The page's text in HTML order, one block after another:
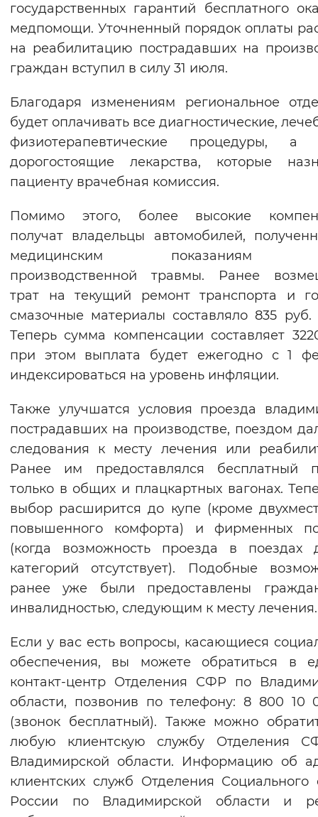
Синий фон
Изображения
Включены Выключены
Воспроизвести Остановить
государственных гарантий бесплатного
медпомощи. Уточненный порядок оплаты
на реабилитацию пострадавших на
граждан вступил в силу 31 июля.
Благодаря изменениям региональное
будет оплачивать все диагностические,
физиотерапевтические процедуры, а
дорогостоящие лекарства, которые
пациенту врачебная комиссия.
Помимо этого, более высокие
получат владельцы автомобилей,
медицинским показаниям
производственной травмы. Ранее
трат на текущий ремонт транспорта и
смазочные материалы составляло 835 руб.
Теперь сумма компенсации составляет
при этом выплата будет ежегодно с 1
индексироваться на уровень инфляции.
Также улучшатся условия проезда
пострадавших на производстве, поездом
следования к месту лечения или
Ранее им предоставлялся бесплатный
только в общих и плацкартных вагонах.
выбор расширится до купе (кроме
повышенного комфорта) и фирменных
(когда возможность проезда в поездах
категорий отсутствует). Подобные
ранее уже были предоставлены
инвалидностью, следующим к месту лечения.
Если у вас есть вопросы, касающиеся
обеспечения, вы можете обратиться в
контакт-центр Отделения СФР по
области, позвонив по телефону: 8 800 10
(звонок бесплатный). Также можно
любую клиентскую службу Отделения
Владимирской области. Информацию об
клиентских служб Отделения Социального
России по Владимирской области и